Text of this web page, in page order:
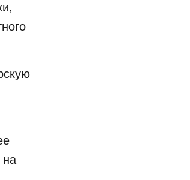
на